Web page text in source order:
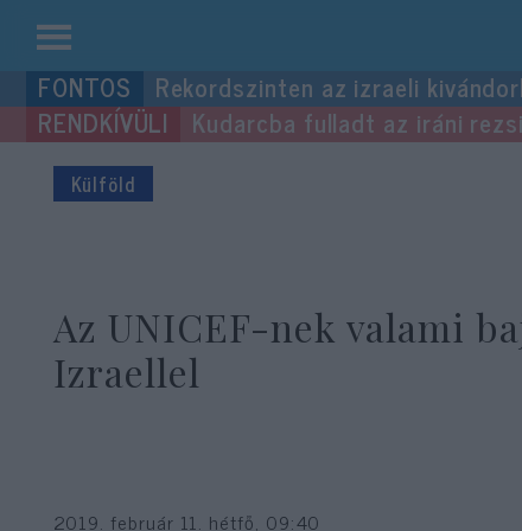
Kilépés
a
tartalomba
Rekordszinten az izraeli
Kudarcba fulladt az iráni
Külföld
Az UNICEF-nek valami
Izraellel
2019. február 11. hétfő, 09:40